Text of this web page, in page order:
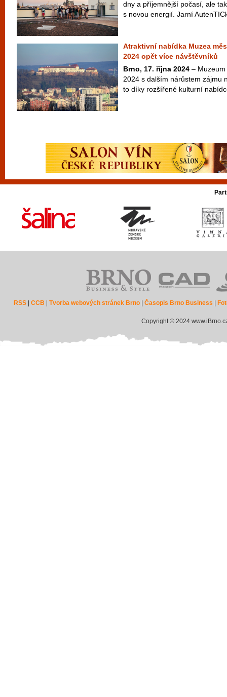
dny a příjemnější počasí, ale
s novou energií. Jarní
Atraktivní nabídka Muzea
2024 opět více návštěvníků
Brno, 17. října 2024 –
2024 s dalším nárůstem zájmu
to díky rozšířené kulturní
RSS |CCB |Tvorba webových stránek Brno |Časopis Brno Business
Copyright © 2024